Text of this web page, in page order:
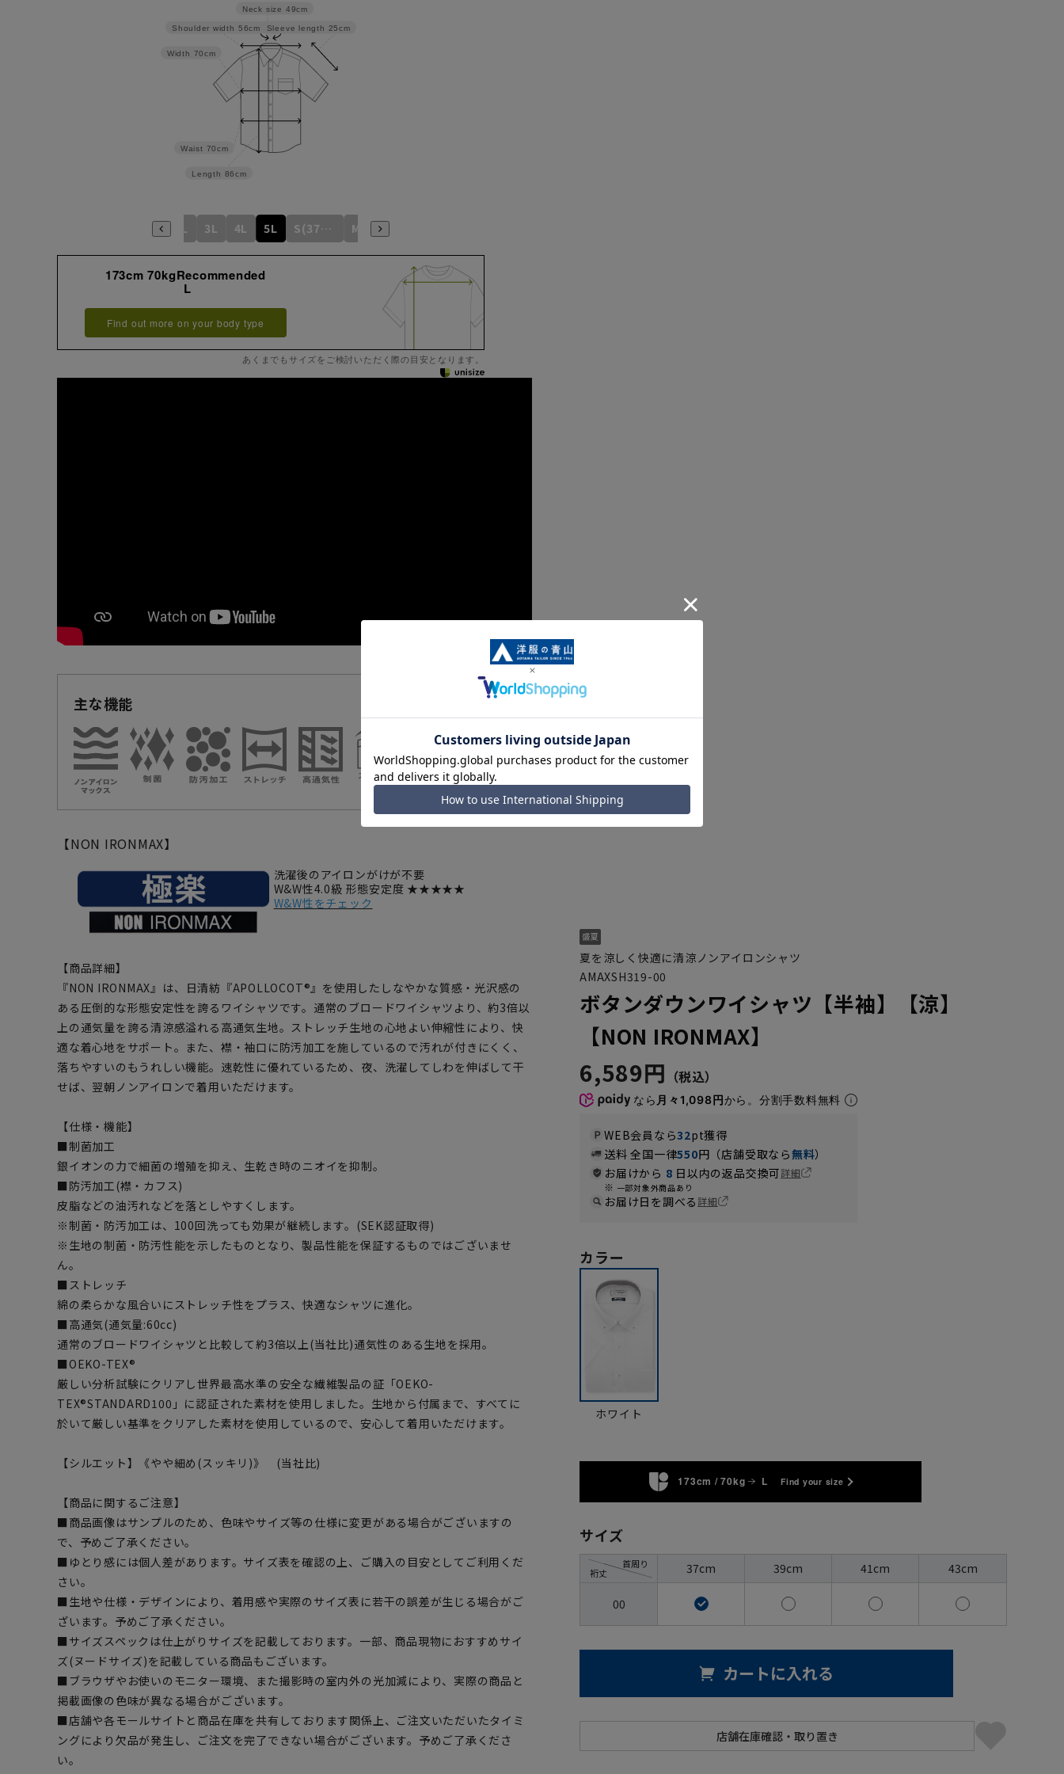
Sleeve length 25cm
Neck size 49cm
Length 86cm
Waist 70cm
Width 70cm
Shoulder width 56cm
LL 3L 4L 5L S(37cm) M(39cm)
173cm 70kgRecommended
L
Find out more on your body type
あくまでもサイズをご検討いただく際の目安となります。
主な機能 機能一覧
【NON IRONMAX】
洗濯後のアイロンがけが不要
W&W性4.0級 形態安定度 ★★★★★
W&W性をチェック
【商品詳細】
『NON IRONMAX』は、日清紡『APOLLOCOT®』を使用したしなやかな質感・光沢感の
ある圧倒的な形態安定性を誇るワイシャツです。通常のブロードワイシャツより、約3倍以
上の通気量を誇る清涼感溢れる高通気生地。ストレッチ生地の心地よい伸縮性により、快
適な着心地をサポート。また、襟・袖口に防汚加工を施しているので汚れが付きにくく、
落ちやすいのもうれしい機能。速乾性に優れているため、夜、洗濯してしわを伸ばして干
せば、翌朝ノンアイロンで着用いただけます。
【仕様・機能】
■制菌加工
銀イオンの力で細菌の増殖を抑え、生乾き時のニオイを抑制。
■防汚加工(襟・カフス)
皮脂などの油汚れなどを落としやすくします。
※制菌・防汚加工は、100回洗っても効果が継続します。(SEK認証取得)
※生地の制菌・防汚性能を示したものとなり、製品性能を保証するものではございませ
ん。
■ストレッチ
綿の柔らかな風合いにストレッチ性をプラス、快適なシャツに進化。
■高通気(通気量:60cc)
通常のブロードワイシャツと比較して約3倍以上(当社比)通気性のある生地を採用。
■OEKO-TEX®
厳しい分析試験にクリアし世界最高水準の安全な繊維製品の証「OEKO-
TEX®STANDARD100」に認証された素材を使用しました。生地から付属まで、すべてに
於いて厳しい基準をクリアした素材を使用しているので、安心して着用いただけます。
【シルエット】《やや細め(スッキリ)》 (当社比)
【商品に関するご注意】
■商品画像はサンプルのため、色味やサイズ等の仕様に変更がある場合がございますの
で、予めご了承ください。
■ゆとり感には個人差があります。サイズ表を確認の上、ご購入の目安としてご利用くだ
さい。
■生地や仕様・デザインにより、着用感や実際のサイズ表に若干の誤差が生じる場合がご
ざいます。予めご了承ください。
■サイズスペックは仕上がりサイズを記載しております。一部、商品現物におすすめサイ
ズ(ヌードサイズ)を記載している商品もございます。
■ブラウザやお使いのモニター環境、また撮影時の室内外の光加減により、実際の商品と
掲載画像の色味が異なる場合がございます。
■店舗や各モールサイトと商品在庫を共有しております関係上、ご注文いただいたタイミ
ングにより欠品が発生し、ご注文を完了できない場合がございます。予めご了承くださ
い。
夏を涼しく快適に清涼ノンアイロンシャツ
AMAXSH319-00
ボタンダウンワイシャツ【半袖】【涼】
【NON IRONMAX】
6,589円
なら 月々1,098円から。分割手数料無料
WEB会員なら32pt獲得
送料 全国一律550円（店舗受取なら無料）
お届けから 8 日以内の返品交換可詳細
一部対象外商品あり
お届け日を調べる詳細
カラー
ホワイト
173cm / 70kg L Find your size
サイズ
裄丈
首周り 37cm 39cm 41cm 43cm
00
カートに入れる